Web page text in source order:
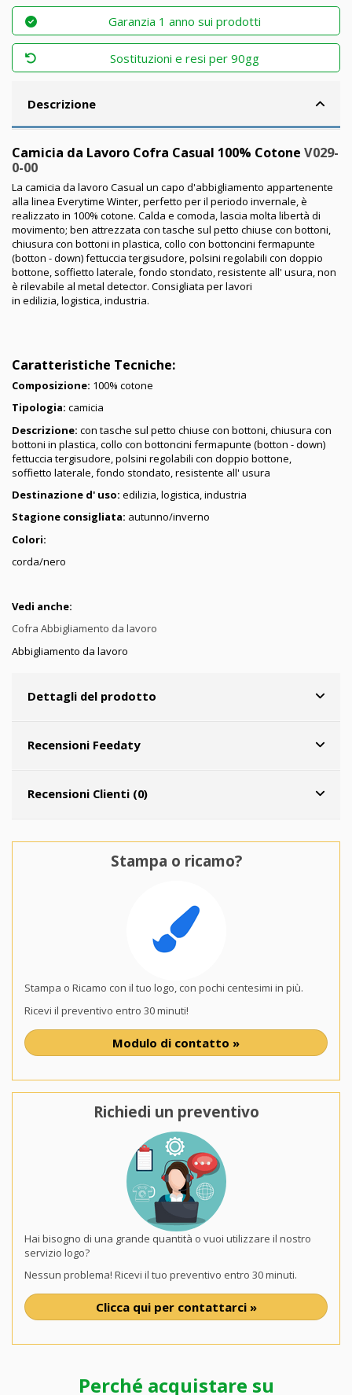
Garanzia 1 anno sui prodotti
Sostituzioni e resi per 90gg
Descrizione
Camicia da Lavoro Cofra Casual 100% Cotone V029-
0-00
La camicia da lavoro Casual un capo d'abbigliamento appartenente
alla linea Everytime Winter, perfetto per il periodo invernale, è
realizzato in 100% cotone. Calda e comoda, lascia molta libertà di
movimento; ben attrezzata con tasche sul petto chiuse con bottoni,
chiusura con bottoni in plastica, collo con bottoncini fermapunte
(botton - down) fettuccia tergisudore, polsini regolabili con doppio
bottone, soffietto laterale, fondo stondato, resistente all' usura, non
è rilevabile al metal detector. Consigliata per lavori
in edilizia, logistica, industria.
Caratteristiche Tecniche:
Composizione: 100% cotone
Tipologia: camicia
Descrizione: con tasche sul petto chiuse con bottoni , chiusura con
bottoni in plastica, collo con bottoncini fermapunte (botton - down)
fettuccia tergisudore, polsini regolabili con doppio bottone,
soffietto laterale , fondo stondato, resistente all' usura
Destinazione d' uso: edilizia, logistica, industria
Stagione consigliata: autunno/inverno
Colori:
corda/nero
Vedi anche:
Cofra Abbigliamento da lavoro
Abbigliamento da lavoro
Dettagli del prodotto
Recensioni Feedaty
Recensioni Clienti (0)
Stampa o ricamo?
Stampa o Ricamo con il tuo logo, con pochi centesimi in più.
Ricevi il preventivo entro 30 minuti!
Modulo di contatto »
Richiedi un preventivo
Hai bisogno di una grande quantità o vuoi utilizzare il nostro
servizio logo?
Nessun problema! Ricevi il tuo preventivo entro 30 minuti.
Clicca qui per contattarci »
Perché acquistare su